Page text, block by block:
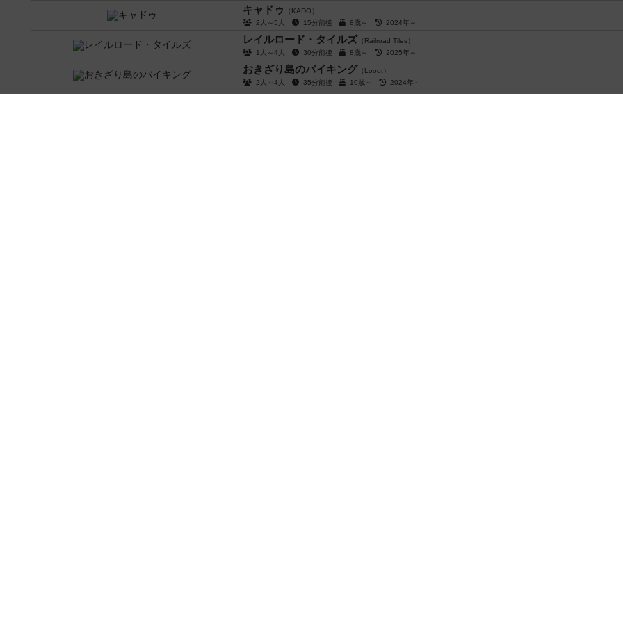
キャドゥ
（KADO）
2人～5人
15分前後 8歳～ 2024年～
レイルロード・タイルズ （Railroad Tiles）
1人～4人
30分前後 8歳～ 2025年～
おきざり島のバイキング （Looot）
2人～4人
35分前後 10歳～ 2024年～